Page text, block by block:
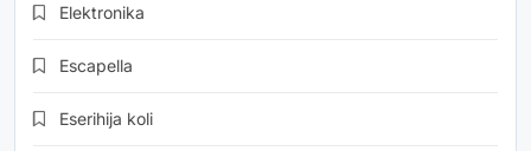
Elektronika
Escapella
Eserihija koli